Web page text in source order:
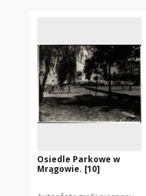
Osiedle Parkowe w
Mrągowie. [10]